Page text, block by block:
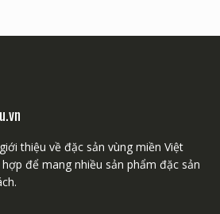
thiệu về đặc sản vùng miền Việt
để mang nhiều sản phẩm đặc sản